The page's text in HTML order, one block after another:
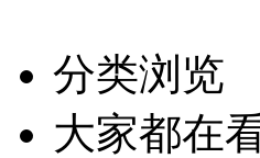
分类浏览
大家都在